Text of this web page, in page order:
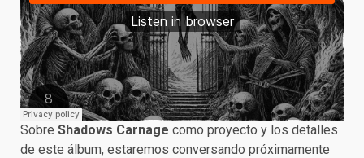
Sobre Shadows Carnage como proyecto y los detalles
de este álbum, estaremos conversando próximamente